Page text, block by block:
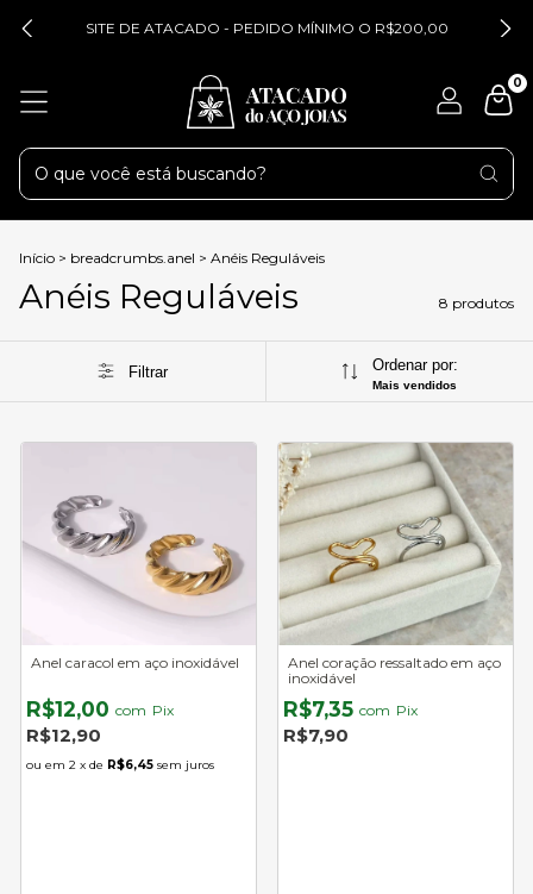
SITE DE ATACADO - PEDIDO MÍNIMO O R$200,00
0
Início > breadcrumbs.anel > Anéis Reguláveis
Anéis Reguláveis 8 produtos
Filtrar Ordenar por:
Mais vendidos
Anel caracol em aço inoxidável
R$12,00 com Pix
R$12,90
2 x de R$6,45 sem juros
Anel coração ressaltado em aço
inoxidável
R$7,35 com Pix
R$7,90